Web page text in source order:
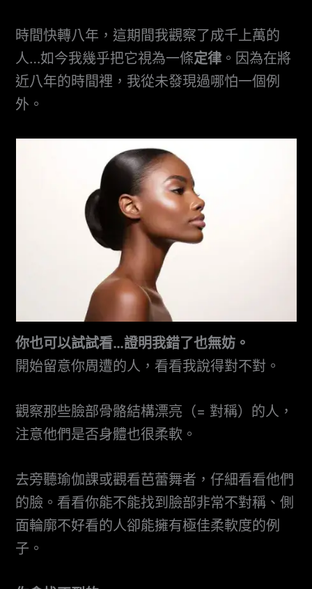
時間快轉八年，這期間我觀察了成千上萬的
人…如今我幾乎把它視為一條定律 。因為在將
近八年的時間裡，我從未發現過哪怕一個例
外。
你也可以試試看…證明我錯了也無妨。
開始留意你周遭的人，看看我說得對不對。
觀察那些臉部骨骼結構漂亮（= 對稱）的人，
注意他們是否身體也很柔軟。
去旁聽瑜伽課或觀看芭蕾舞者，仔細看看他們
的臉。看看你能不能找到臉部非常不對稱、側
面輪廓不好看的人卻能擁有極佳柔軟度的例
子。